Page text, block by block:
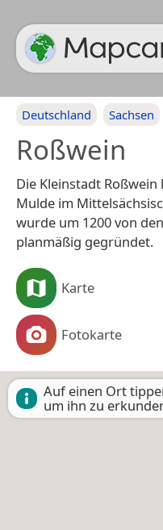
Deutschland Sachsen
Roßwein
Die Kleinstadt
Mulde im
wurde um 1200 von
planmäßig gegründet.
Karte
Fotokarte
Auf einen Ort
um ihn zu